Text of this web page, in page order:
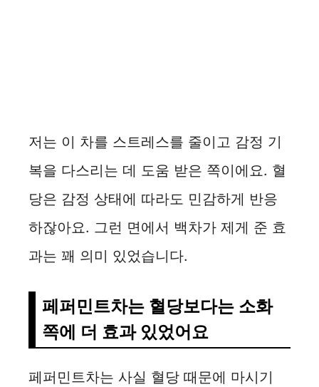
저는 이 차를 스트레스를 줄이고 감정 기
복을 다스리는 데 도움 받은 쪽이에요. 혈
당은 감정 상태에 따라도 민감하게 반응
하잖아요. 그런 면에서 백차가 제게 준 효
과는 꽤 의미 있었습니다.
페퍼민트차는 혈당보다는 소화
쪽에 더 효과 있었어요
페퍼민트차는 사실 혈당 때문에 마시기